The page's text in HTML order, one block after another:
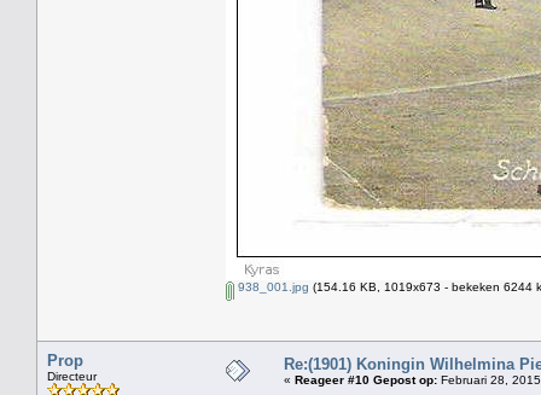
938_001.jpg (154.16 KB, 1019x673 - bekeken 6244
Prop
Directeur
Re:(1901) Koningin Wilhelmina
« Reageer #10 Gepost op: Februari 28,